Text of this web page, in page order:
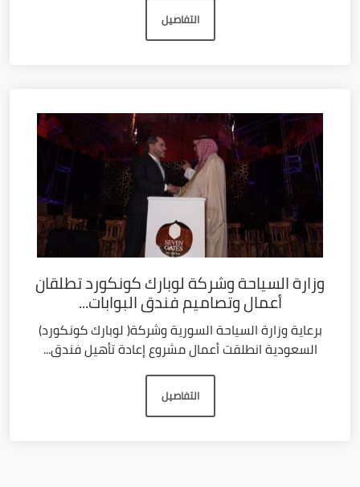
التفاصيل
وزارة السياحة وشركة لوبارك كونكورد تطلقان
أعمال وتصاميم فندق البوابات...
برعاية وزارة السياحة السورية وشركة( لوبارك كونكورد)
السعودية انطلقت أعمال مشروع إعادة تأهيل فندق...
التفاصيل